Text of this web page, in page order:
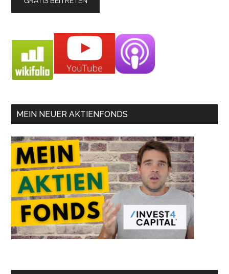
MEIN NEUER AKTIENFONDS